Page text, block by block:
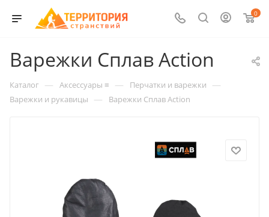
0
Варежки Сплав Action
Каталог — Аксессуары ≡ — Перчатки и варежки —
Варежки и рукавицы — Варежки Сплав Action